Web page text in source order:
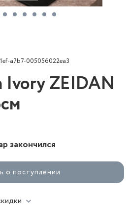
a7b7-005056022ea3
Ivory ZEIDAN
закончился
о поступлении